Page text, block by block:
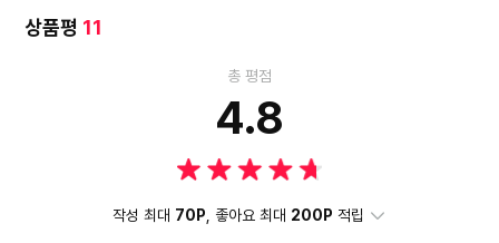
상품평 11
총 평점
4.8
작성 최대 70P , 좋아요 최대 200P 적립